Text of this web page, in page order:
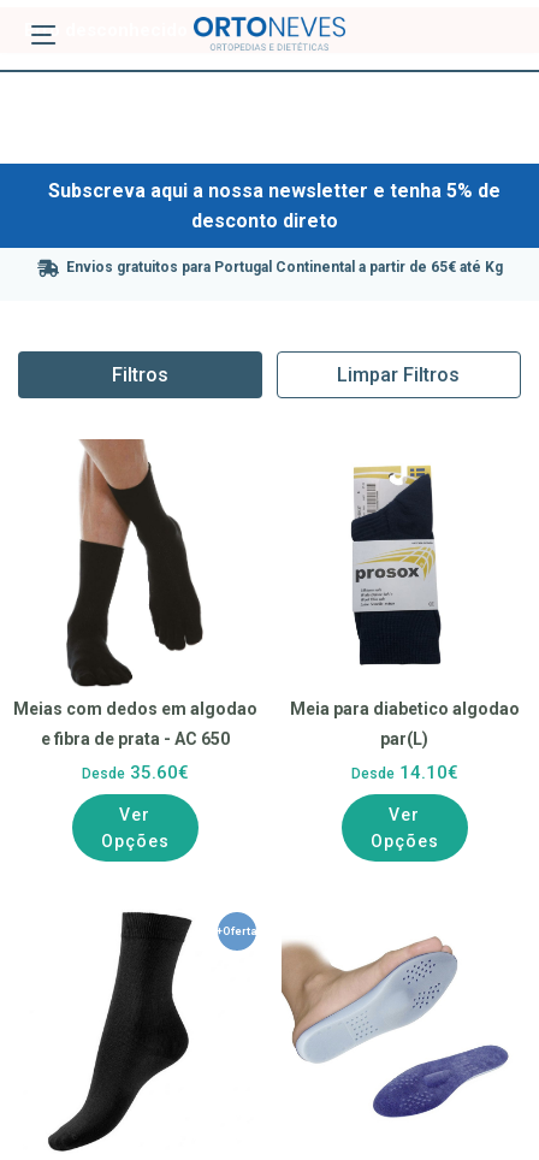
Subscreva aqui a nossa newsletter e tenha 5% de
desconto direto
Envios gratuitos para Portugal Continental a partir de 65€ até Kg
Filtros Limpar Filtros
Meias com dedos em algodao
e fibra de prata - AC 650
Desde35.60€
Ver
Opções
Meia para diabetico algodao
par(L)
Desde14.10€
Ver
Opções
+Oferta